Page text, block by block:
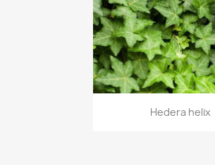
Vista rápida
Hedera helix